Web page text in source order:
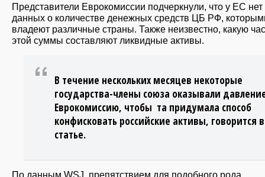
Представители Еврокомиссии подчеркнули, что у ЕС нет
данных о количестве денежных средств ЦБ РФ,
владеют различные страны. Также неизвестно, какую
этой суммы составляют ликвидные активы.
В течение нескольких месяцев некоторые
государства-члены союза оказывали
Еврокомиссию, чтобы та придумала способ
конфисковать российские активы, говорится в
статье.
По данным WSJ, препятствием для подобного рода